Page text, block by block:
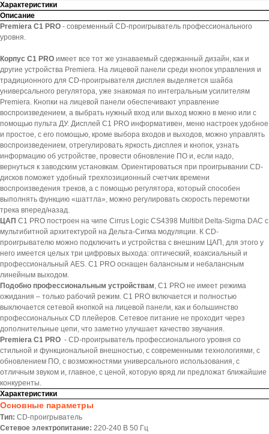
Характеристики
Описание
Premiera C1 PRO - современный CD-проигрыватель профессионального
уровня.
Корпус C1 PRO имеет все тот же узнаваемый сдержанный дизайн, как и
другие устройства Premiera. На лицевой панели среди кнопок управления и
традиционного для CD-проигрывателя дисплея выделяется шайба
универсального регулятора, уже знакомая по интегральным усилителям
Premiera. Кнопки на лицевой панели обеспечивают управление
воспроизведением, а выбрать нужный вход или выход можно в меню или с
помощью пульта ДУ. Дисплей C1 PRO информативен, меню настроек удобное
и простое, с его помощью, кроме выбора входов и выходов, можно управлять
воспроизведением, отрегулировать яркость дисплея и кнопок, узнать
информацию об устройстве, провести обновление ПО и, если надо,
вернуться к заводским установкам. Ориентироваться при проигрывании CD-
дисков поможет удобный трехпозиционный счетчик времени
воспроизведения треков, а с помощью регулятора, который способен
выполнять функцию «шаттла», можно регулировать скорость перемотки
трека вперед/назад.
ЦАП С1 PRO построен на чипе Cirrus Logic CS4398 Multibit Delta-Sigma DAC с
мультибитной архитектурой на Дельта-Сигма модуляции. К CD-
проигрывателю можно подключить и устройства с внешним ЦАП, для этого у
него имеется целых три цифровых выхода: оптический, коаксиальный и
профессиональный AES. C1 PRO оснащен балансным и небалансным
линейным выходом.
Подобно профессиональным устройствам, C1 PRO не имеет режима
ожидания – только рабочий режим. C1 PRO включается и полностью
выключается сетевой кнопкой на лицевой панели, как и большинство
профессиональных CD плейеров. Сетевое питание не проходит через
дополнительные цепи, что заметно улучшает качество звучания.
Premiera C1 PRO - CD-проигрыватель профессионального уровня со
стильной и функциональной внешностью, с современными технологиями, с
обновлением ПО, с возможностями универсального использования, с
отличным звуком и, главное, с ценой, которую вряд ли предложат ближайшие
конкуренты.
Характеристики
Основные параметры
Тип: CD-проигрыватель
Сетевое электропитание: 220-240 В 50 Гц